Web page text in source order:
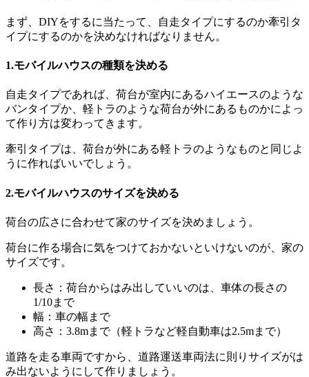
まず、DIYをするに当たって、自走タイプにするのか牽引タ
イプにするのかを決めなければなりません。
1.モバイルハウスの種類を決める
自走タイプであれば、荷台が室内にあるハイエースのような
バンタイプか、軽トラのような荷台が外にあるものかによっ
て作り方は変わってきます。
牽引タイプは、荷台が外にある軽トラのようなものと同じよ
うに作ればいいでしょう。
2.モバイルハウスのサイズを決める
荷台の広さに合わせて家のサイズを決めましょう。
荷台に作る場合に気をつけておかないといけないのが、家の
サイズです。
長さ：荷台からはみ出していいのは、車体の長さの
1/10まで
幅：車の幅まで
高さ：3.8mまで（軽トラなど軽自動車は2.5mまで）
道路を走る車両ですから、道路運送車両法に則りサイズがは
み出ないようにして作りましょう。